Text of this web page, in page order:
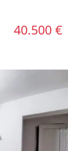
40.500 €